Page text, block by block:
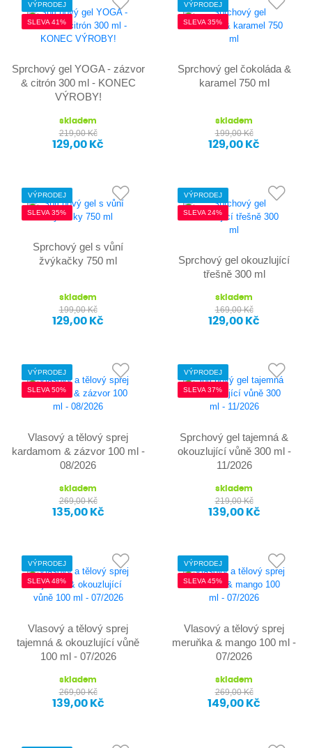
VÝPRODEJ
SLEVA 41%
Sprchový gel YOGA - zázvor
& citrón 300 ml - KONEC
VÝROBY!
skladem
219,00 Kč
129,00 Kč
VÝPRODEJ
SLEVA 35%
Sprchový gel čokoláda &
karamel 750 ml
skladem
199,00 Kč
129,00 Kč
VÝPRODEJ
SLEVA 35%
Sprchový gel s vůní
žvýkačky 750 ml
skladem
199,00 Kč
129,00 Kč
VÝPRODEJ
SLEVA 24%
Sprchový gel okouzlující
třešně 300 ml
skladem
169,00 Kč
129,00 Kč
VÝPRODEJ
SLEVA 50%
Vlasový a tělový sprej
kardamom & zázvor 100 ml -
08/2026
skladem
269,00 Kč
135,00 Kč
VÝPRODEJ
SLEVA 37%
Sprchový gel tajemná &
okouzlující vůně 300 ml -
11/2026
skladem
219,00 Kč
139,00 Kč
VÝPRODEJ
SLEVA 48%
Vlasový a tělový sprej
tajemná & okouzlující vůně
100 ml - 07/2026
skladem
269,00 Kč
139,00 Kč
VÝPRODEJ
SLEVA 45%
Vlasový a tělový sprej
meruňka & mango 100 ml -
07/2026
skladem
269,00 Kč
149,00 Kč